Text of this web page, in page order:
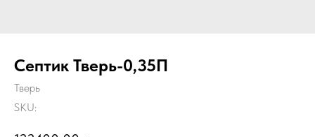
Септик Тверь-0,35П
Тверь
SKU: